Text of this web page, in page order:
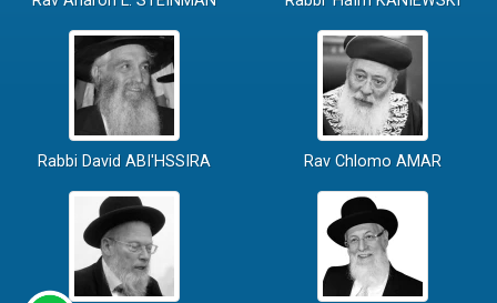
Rabbi David ABI'HSSIRA Rav Chlomo AMAR